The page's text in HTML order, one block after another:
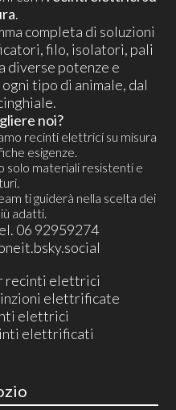
.
completa di soluzioni
filo, isolatori, pali
diverse potenze e
tipo di animale, dal
noi?
recinti elettrici su misura
esigenze.
solo materiali resistenti e
ti guiderà nella scelta dei
adatti.
06 92959274
recinti elettrici
elettrificate
elettrici
elettrificati